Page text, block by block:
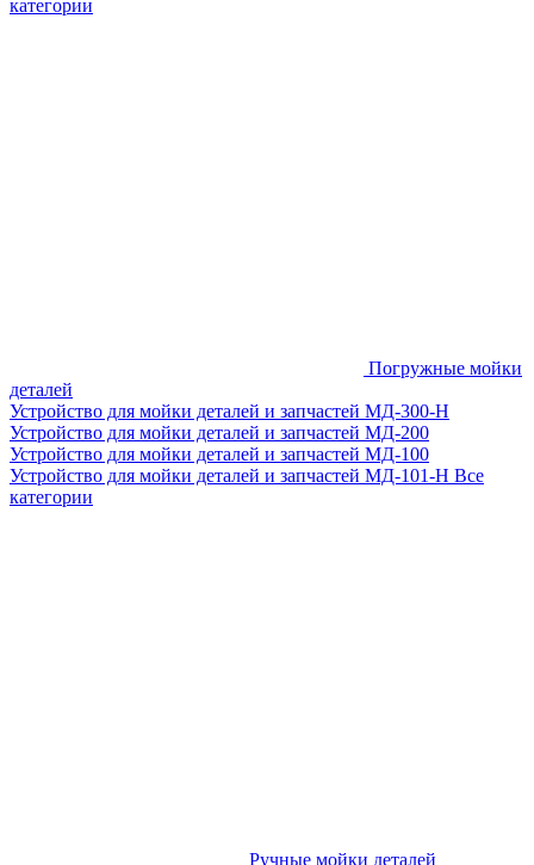
категории
Погружные мойки
деталей
Устройство для мойки деталей и запчастей МД-300-H
Устройство для мойки деталей и запчастей МД-200
Устройство для мойки деталей и запчастей МД-100
Устройство для мойки деталей и запчастей МД-101-Н Все
категории
Ручные мойки деталей